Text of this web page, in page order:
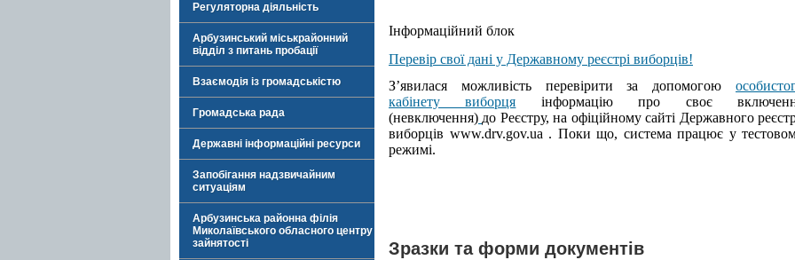
Регуляторна діяльність
Арбузинський міськрайонний
відділ з питань пробації
Взаємодія із громадськістю
Громадська рада
Державні інформаційні ресурси
Запобігання надзвичайним
ситуаціям
Арбузинська районна філія
Миколаївського обласного центру
зайнятості
Інформаційний блок
Перевір свої дані у Державному реєстрі виборців!
З’явилася можливість перевірити за допомогою
кабінету виборця інформацію про своє
(невключення) до Реєстру, на офіційному сайті Державного
виборців www.drv.gov.ua . Поки що, система працює у
режимі.
Зразки та форми документів